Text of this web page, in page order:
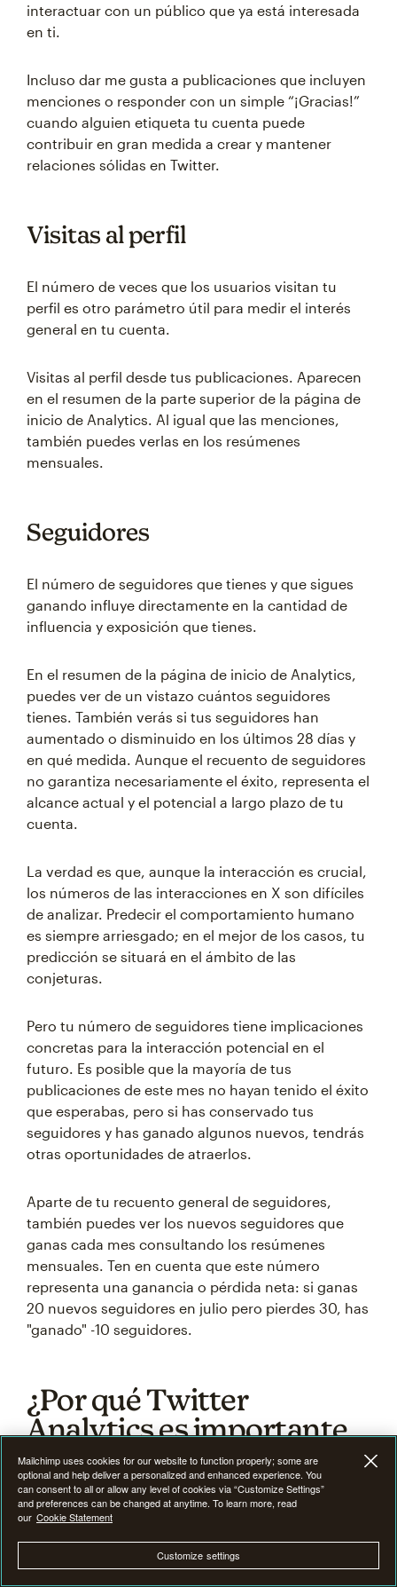
interactuar con un público que ya está interesada
en ti.
Incluso dar me gusta a publicaciones que incluyen
menciones o responder con un simple “¡Gracias!”
cuando alguien etiqueta tu cuenta puede
contribuir en gran medida a crear y mantener
relaciones sólidas en Twitter.
Visitas al perfil
El número de veces que los usuarios visitan tu
perfil es otro parámetro útil para medir el interés
general en tu cuenta.
Visitas al perfil desde tus publicaciones. Aparecen
en el resumen de la parte superior de la página de
inicio de Analytics. Al igual que las menciones,
también puedes verlas en los resúmenes
mensuales.
Seguidores
El número de seguidores que tienes y que sigues
ganando influye directamente en la cantidad de
influencia y exposición que tienes.
En el resumen de la página de inicio de Analytics,
puedes ver de un vistazo cuántos seguidores
tienes. También verás si tus seguidores han
aumentado o disminuido en los últimos 28 días y
en qué medida. Aunque el recuento de seguidores
no garantiza necesariamente el éxito, representa el
alcance actual y el potencial a largo plazo de tu
cuenta.
La verdad es que, aunque la interacción es crucial,
los números de las interacciones en X son difíciles
de analizar. Predecir el comportamiento humano
es siempre arriesgado; en el mejor de los casos, tu
predicción se situará en el ámbito de las
conjeturas.
Pero tu número de seguidores tiene implicaciones
concretas para la interacción potencial en el
futuro. Es posible que la mayoría de tus
publicaciones de este mes no hayan tenido el éxito
que esperabas, pero si has conservado tus
seguidores y has ganado algunos nuevos, tendrás
otras oportunidades de atraerlos.
Aparte de tu recuento general de seguidores,
también puedes ver los nuevos seguidores que
ganas cada mes consultando los resúmenes
mensuales. Ten en cuenta que este número
representa una ganancia o pérdida neta: si ganas
20 nuevos seguidores en julio pero pierdes 30, has
"ganado" -10 seguidores.
¿Por qué Twitter
Analytics es importante
para los profesionales del
marketing?
Twitter Analytics ofrece datos valiosos de Twitter
que son cruciales para tomar decisiones
informadas sobre tu presencia en las redes
Mailchimp uses cookies for our website to function properly; some are
optional and help deliver a personalized and enhanced experience. You
can consent to all or allow any level of cookies via “Customize Settings”
and preferences can be changed at anytime. To learn more, read
our Cookie Statement
Customize settings